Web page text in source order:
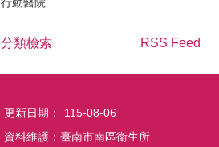
分類檢索 RSS Feed
更新日期：
115-08-06
資料維護：臺南市南區衛生所